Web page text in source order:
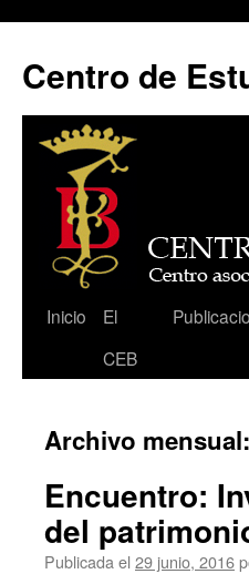
Centro de
Saltar
Inicio
El
CEB
Archivo mensual:
Encuentro:
del
Publicada el 29 junio, 2016